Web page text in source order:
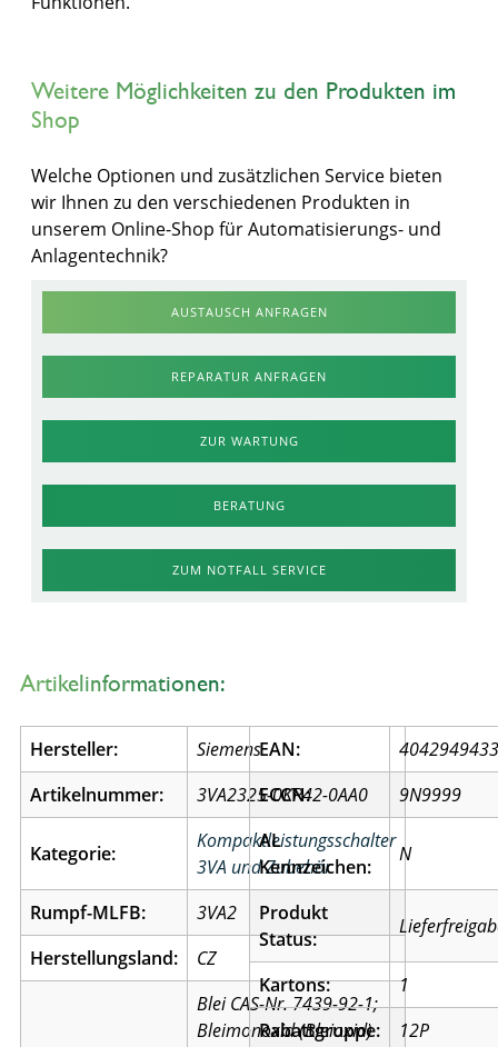
Weitere Möglichkeiten zu den Produkten im
Shop
Welche Optionen und zusätzlichen Service bieten
wir Ihnen zu den verschiedenen Produkten in
unserem Online-Shop für Automatisierungs- und
Anlagentechnik?
AUSTAUSCH ANFRAGEN
REPARATUR ANFRAGEN
ZUR WARTUNG
BERATUNG
ZUM NOTFALL SERVICE
Artikelinformationen:
Hersteller:
Siemens
Artikelnummer:
3VA2325-0KP42-0AA0
Kategorie:
Kompaktleistungsschalter
3VA und Zubehör
Rumpf-MLFB:
3VA2
Herstellungsland:
CZ
Blei CAS-Nr. 7439-92-1;
Bleimonoxid (Bleioxid)
EAN:
ECCN:
9N9999
AL
Kennzeichen:
N
Produkt
Status:
Kartons:
1
Rabattgruppe:
12P